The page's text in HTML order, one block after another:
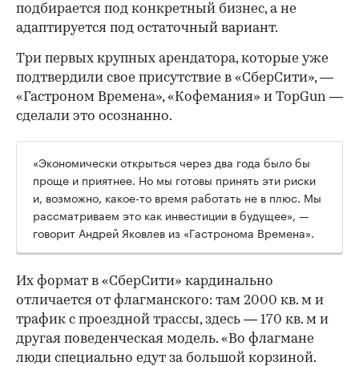
подбирается под конкретный бизнес, а не
адаптируется под остаточный вариант.
Три первых крупных арендатора, которые уже
подтвердили свое присутствие в «СберСити», —
«Гастроном Времена», «Кофемания» и TopGun —
сделали это осознанно.
«Экономически открыться через два года было бы
проще и приятнее. Но мы готовы принять эти риски
и, возможно, какое-то время работать не в плюс. Мы
рассматриваем это как инвестиции в будущее», —
говорит Андрей Яковлев из «Гастронома Времена».
Их формат в «СберСити» кардинально
отличается от флагманского: там 2000 кв. м и
трафик с проездной трассы, здесь — 170 кв. м и
другая поведенческая модель. «Во флагмане
люди специально едут за большой корзиной.